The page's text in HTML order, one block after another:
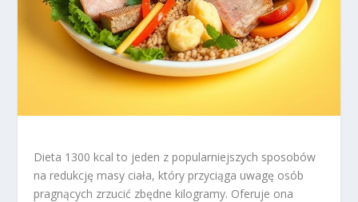
Dieta 1300 kcal to jeden z popularniejszych sposobów
na redukcję masy ciała, który przyciąga uwagę osób
pragnących zrzucić zbędne kilogramy. Oferuje ona